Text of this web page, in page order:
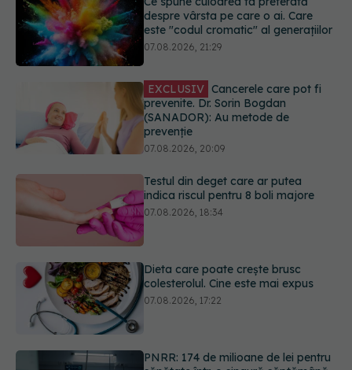
EXCLUSIV Cancerele care pot fi
prevenite. Dr. Sorin Bogdan
(SANADOR): Au metode de
Testul din deget care ar putea
indica riscul pentru 8 boli majore
07.08.2026, 18:34
Dieta care poate crește brusc
colesterolul. Cine este mai expus
PNRR: 174 de milioane de lei pentru
sănătate într-o singură săptămână.